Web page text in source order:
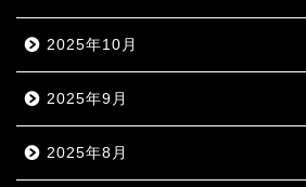
2025年10月
2025年9月
2025年8月